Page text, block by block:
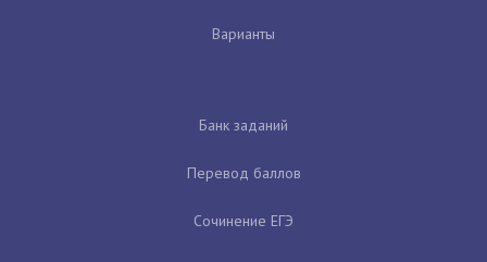
Варианты
Банк заданий
Перевод баллов
Сочинение ЕГЭ